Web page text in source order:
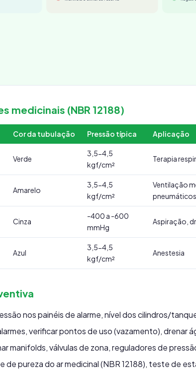
medicinais (NBR 12188)
Cor da tubulação Pressão típica Aplicação
Verde
3,5-4,5
kgf/cm²
Terapia
Amarelo
3,5-4,5
kgf/cm²
Ventilação
pneumáticos
Cinza
-400 a -600
mmHg
Aspiração,
Azul
3,5-4,5
kgf/cm²
Anestesia
nos painéis de alarme, nível dos cilindros/
verificar pontos de uso (vazamento), drenar
manifolds, válvulas de zona, reguladores de
de pureza do ar medicinal (NBR 12188), teste de